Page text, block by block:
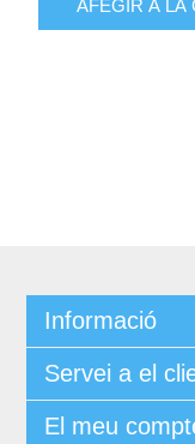
Informació
Servei a el
El meu